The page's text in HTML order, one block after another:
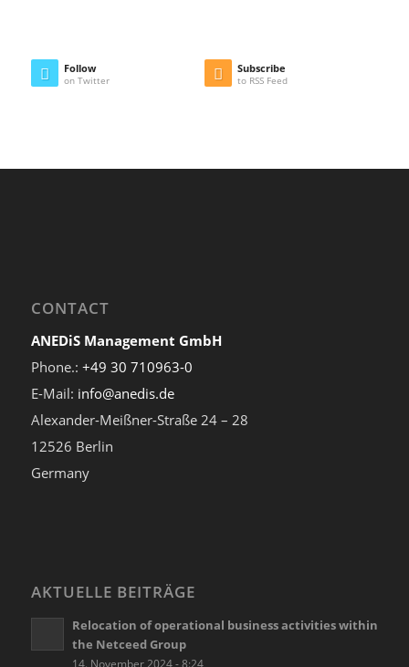
Follow
on Twitter
Subscribe
to RSS Feed
CONTACT
ANEDiS Management GmbH
Phone.: +49 30 710963-0
E-Mail: info@anedis.de
Alexander-Meißner-Straße 24 – 28
12526 Berlin
Germany
AKTUELLE BEITRÄGE
Relocation of operational business activities within
the Netceed Group
14. November 2024 - 8:24